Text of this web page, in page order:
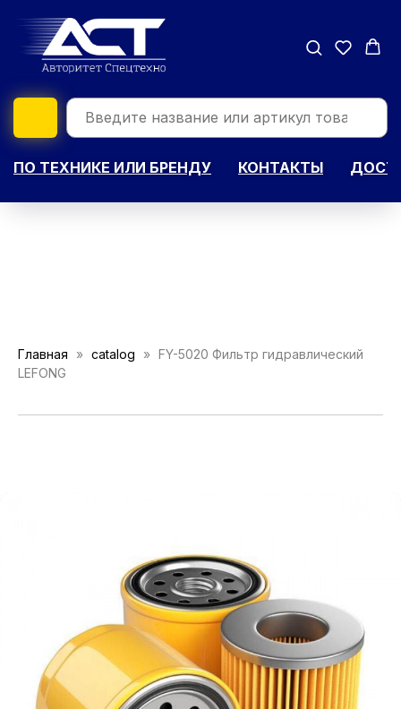
ПО ТЕХНИКЕ ИЛИ БРЕНДУ КОНТАКТЫ
Главная catalog
FY-5020 Фильтр гидравлический
LEFONG